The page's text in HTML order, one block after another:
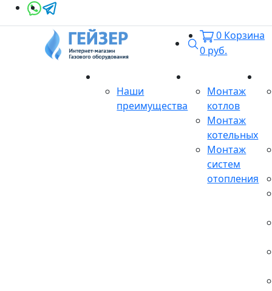
Поиск
0 Корзина
0 руб.
Наши
преимущества
Монтаж
котлов
Монтаж
котельных
Монтаж
систем
отопления